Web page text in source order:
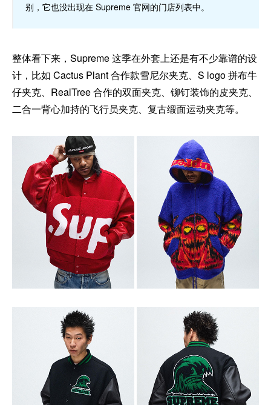
别，它也没出现在 Supreme 官网的门店列表中。
整体看下来，Supreme 这季在外套上还是有不少靠谱的设
计，比如 Cactus Plant 合作款雪尼尔夹克、S logo 拼布牛
仔夹克、RealTree 合作的双面夹克、铆钉装饰的皮夹克、
二合一背心加持的飞行员夹克、复古缎面运动夹克等。